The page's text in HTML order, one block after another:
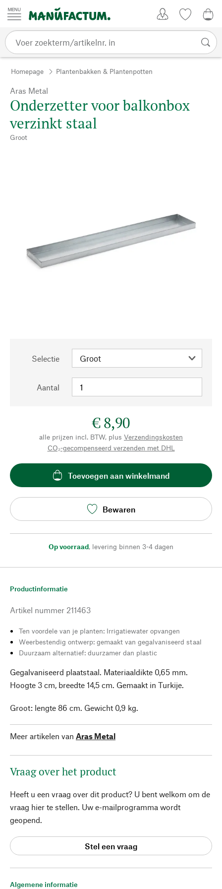
Passer au contenu
Homepage Plantenbakken & Plantenpotten
Aras Metal
Onderzetter voor balkonbox
verzinkt staal
Groot
Selectie
Aantal
€ 8,90
alle prijzen incl. BTW, plus Verzendingskosten
CO₂-gecompenseerd verzenden met DHL
Toevoegen aan winkelmand
Bewaren
Op voorraad, levering binnen 3-4 dagen
Algemene informatie
Productinformatie
Artikel nummer 211463
Ten voordele van je planten: Irrigatiewater opvangen
Weerbestendig ontwerp: gemaakt van gegalvaniseerd staal
Duurzaam alternatief: duurzamer dan plastic
Gegalvaniseerd plaatstaal. Materiaaldikte 0,65 mm.
Hoogte 3 cm, breedte 14,5 cm. Gemaakt in Turkije.
Groot: lengte 86 cm. Gewicht 0,9 kg.
Meer artikelen van Aras Metal
Vraag over het product
Heeft u een vraag over dit product? U bent welkom om de
vraag hier te stellen. Uw e-mailprogramma wordt
geopend.
Stel een vraag